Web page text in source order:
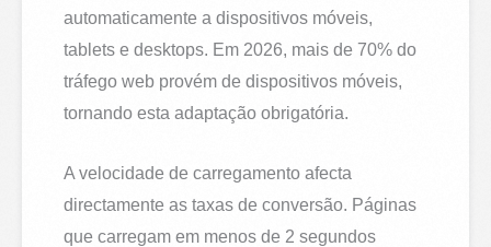
automaticamente a dispositivos móveis,
tablets e desktops. Em 2026, mais de 70% do
tráfego web provém de dispositivos móveis,
tornando esta adaptação obrigatória.
A velocidade de carregamento afecta
directamente as taxas de conversão. Páginas
que carregam em menos de 2 segundos